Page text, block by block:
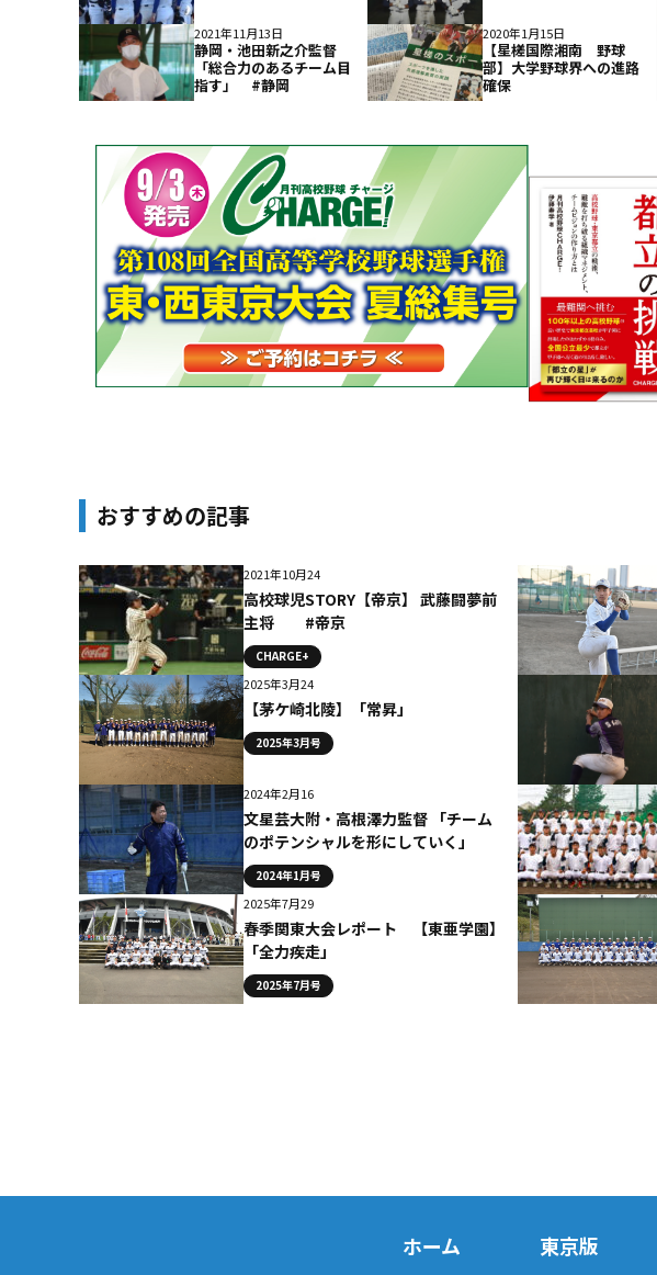
2021年11月13日
静岡・池田新之介監督
「総合力のあるチーム目
指す」 #静岡
2020年1月15日
【星槎国際湘南 野球
部】大学野球界への進路
確保
おすすめの記事
2021年10月24
高校球児STORY【帝京】 武藤闘夢前
主将 #帝京
CHARGE+
2025年3月24
【茅ケ崎北陵】「常昇」
2025年3月号
2024年2月16
文星芸大附・高根澤力監督 「チーム
のポテンシャルを形にしていく」
2024年1月号
2025年7月29
春季関東大会レポート 【東亜学園】
「全力疾走」
2025年7月号
ホーム 東京版